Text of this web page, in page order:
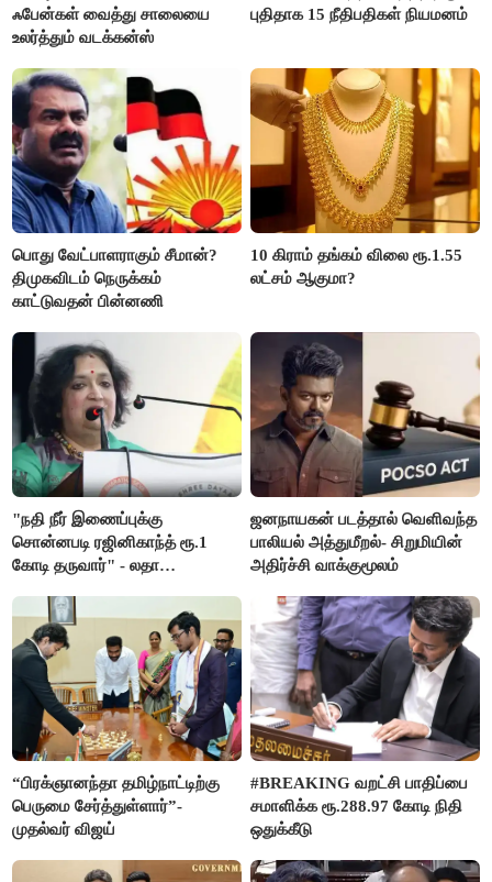
ஃபேன்கள் வைத்து சாலையை
உலர்த்தும் வடக்கன்ஸ்
புதிதாக 15 நீதிபதிகள் நியமனம்
பொது வேட்பாளராகும் சீமான்?
திமுகவிடம் நெருக்கம்
காட்டுவதன் பின்னணி
10 கிராம் தங்கம் விலை ரூ.1.55
லட்சம் ஆகுமா?
"நதி நீர் இணைப்புக்கு
சொன்னபடி ரஜினிகாந்த் ரூ.1
கோடி தருவார்" - லதா
ஜனநாயகன் படத்தால் வெளிவந்த
பாலியல் அத்துமீறல்- சிறுமியின்
அதிர்ச்சி வாக்குமூலம்
“பிரக்ஞானந்தா தமிழ்நாட்டிற்கு
பெருமை சேர்த்துள்ளார்”-
முதல்வர் விஜய்
#BREAKING வறட்சி பாதிப்பை
சமாளிக்க ரூ.288.97 கோடி நிதி
ஒதுக்கீடு